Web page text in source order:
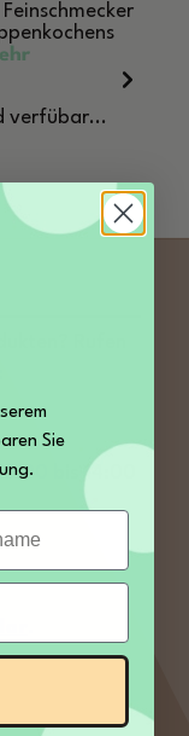
verfübar...
Rufen
bis 14:00
Sie